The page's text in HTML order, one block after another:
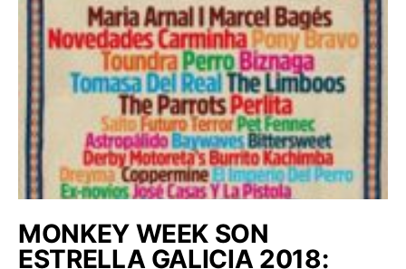
MONKEY WEEK SON
ESTRELLA GALICIA 2018: